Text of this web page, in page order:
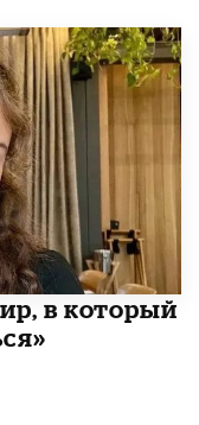
в который